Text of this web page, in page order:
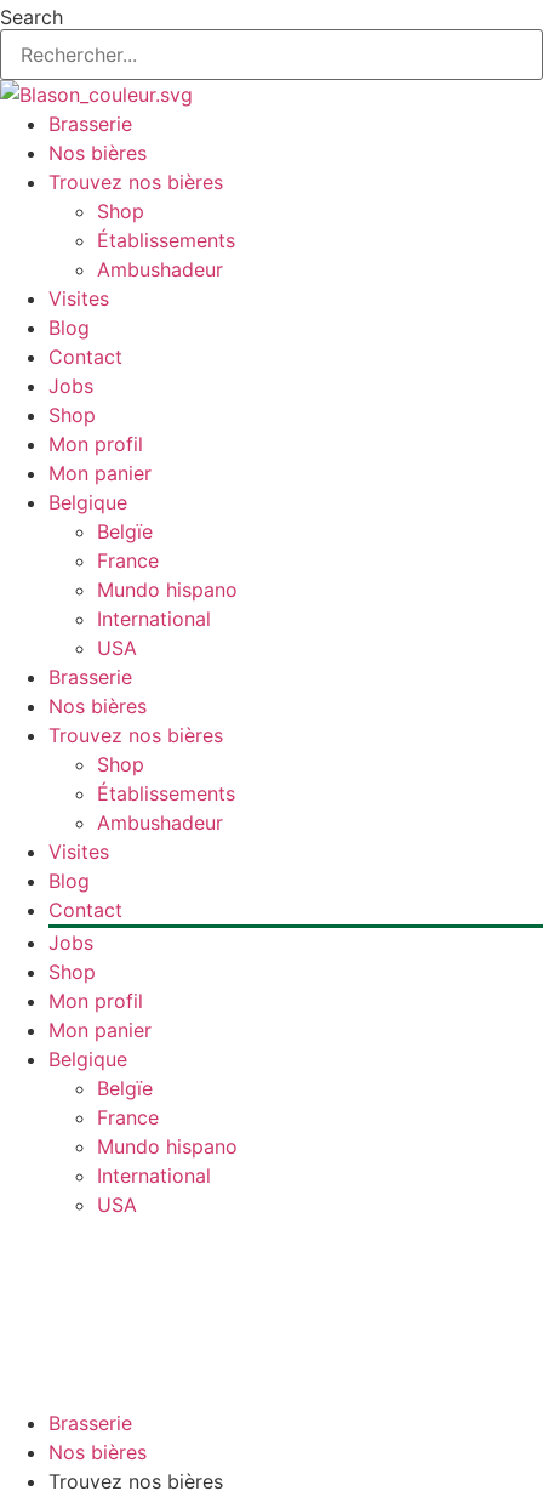
Aller
contenu
Search
Brasserie
Nos bières
Trouvez nos bières
Shop
Établissements
Ambushadeur
Visites
Blog
Contact
Jobs
Shop
Mon profil
Mon panier
Belgique
Belgïe
France
Mundo hispano
International
USA
Brasserie
Nos bières
Trouvez nos bières
Shop
Établissements
Ambushadeur
Visites
Blog
Contact
Jobs
Shop
Mon profil
Mon panier
Belgique
Belgïe
France
Mundo hispano
International
USA
Brasserie
Nos bières
Trouvez nos bières